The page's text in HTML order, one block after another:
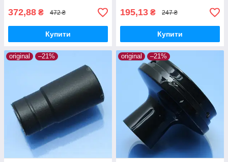
372,88 ₴ 472 ₴
Купити
195,13 ₴ 247 ₴
Купити
original –21% original –21%